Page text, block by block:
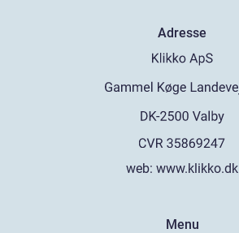
Adresse
web: www.klikko.dk
Menu